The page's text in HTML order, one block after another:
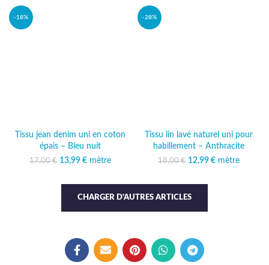
-18%
Tissu jean denim uni en coton
épais – Bleu nuit
17,00€ Le prix initial était :
13,99 €
Le prix
13,99 €.
mètre
-28%
Tissu lin lavé naturel uni pour
habillement – Anthracite
18,00€ Le prix initial était :
12,99 €
Le prix
mètre
CHARGER D'AUTRES ARTICLES